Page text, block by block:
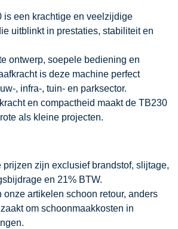
is een krachtige en veelzijdige
uitblinkt in prestaties, stabiliteit en
ontwerp, soepele bediening en
is deze machine perfect
, infra-, tuin- en parksector.
en compactheid maakt de TB230
als kleine projecten.
prijzen zijn exclusief brandstof, slijtage,
en 21% BTW.
onze artikelen schoon retour, anders
om schoonmaakkosten in